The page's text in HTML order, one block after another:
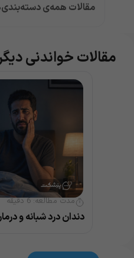
مقالات همه‌ی
مقالات خواندنی
مدت مطالعه:6 دقیقه